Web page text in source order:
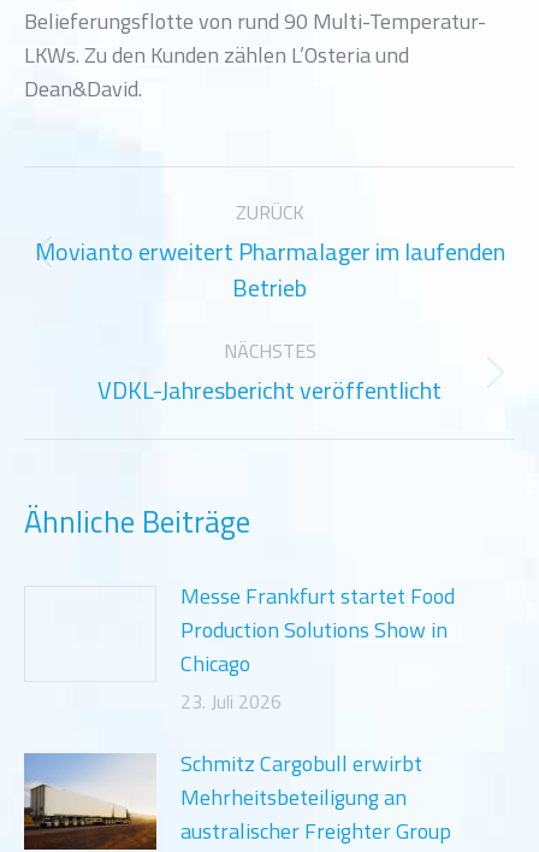
Belieferungsflotte von rund 90 Multi-Temperatur-
LKWs. Zu den Kunden zählen L’Osteria und
Dean&David.
Kommentarnavigation
ZURÜCK
Vorheriger
Beitrag:
Movianto erweitert Pharmalager im laufenden
Betrieb
NÄCHSTES
Nächster
VDKL-Jahresbericht veröffentlicht
Ähnliche Beiträge
Messe Frankfurt startet Food
Production Solutions Show in
Chicago
23. Juli 2026
Schmitz Cargobull erwirbt
Mehrheitsbeteiligung an
australischer Freighter Group